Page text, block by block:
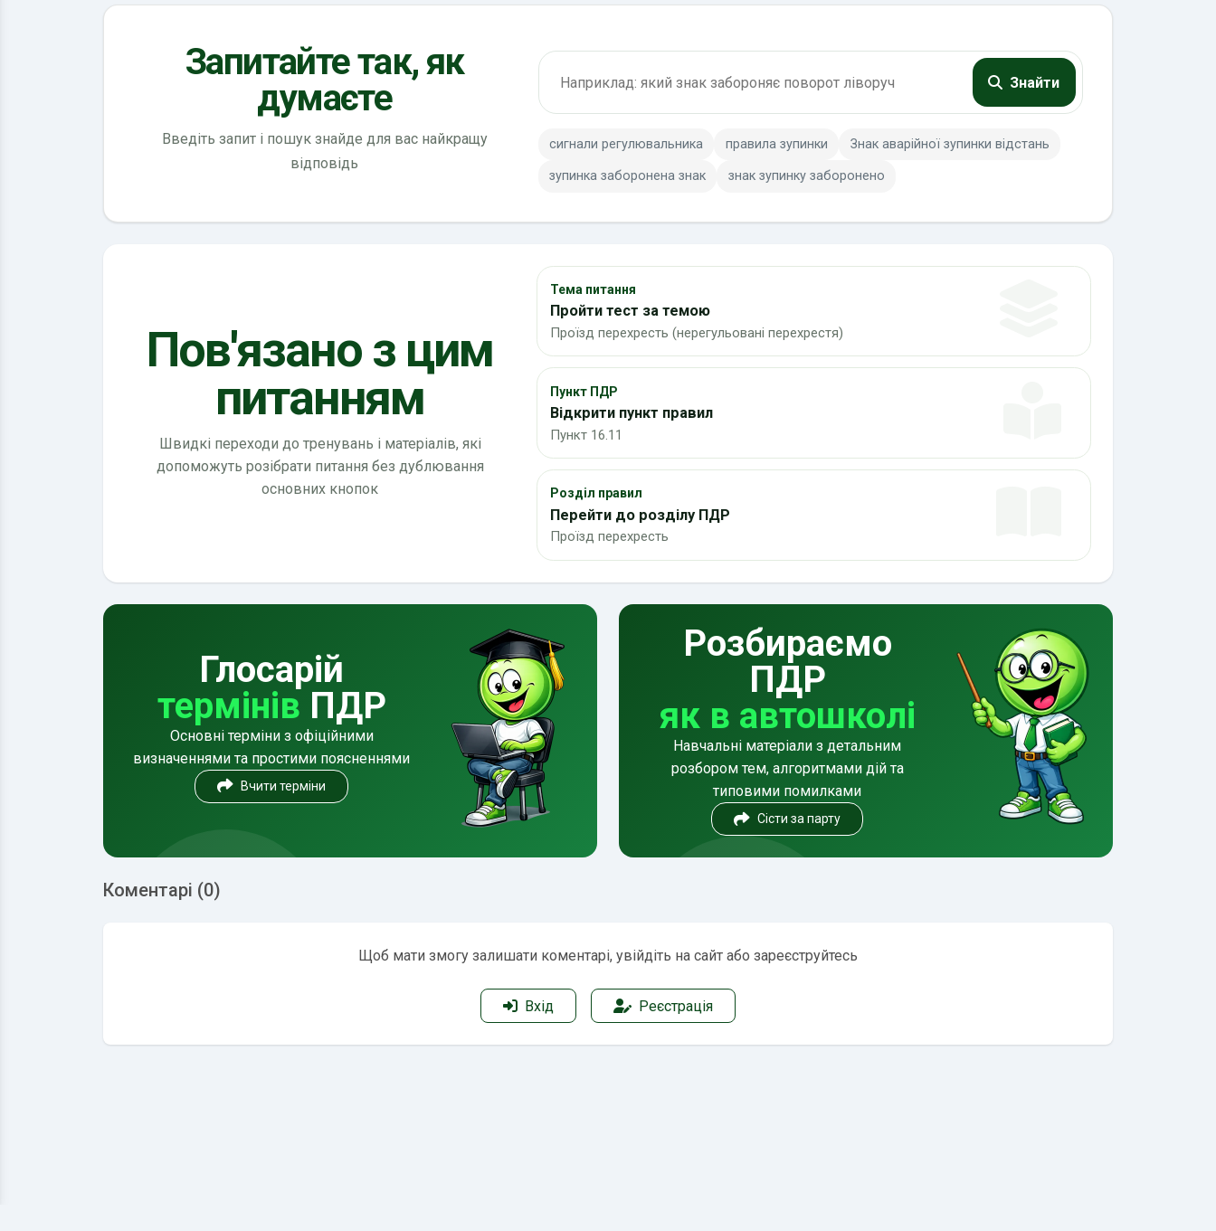
Запитайте так, як
думаєте
Введіть запит і пошук знайде для вас найкращу
відповідь
Знайти
сигнали регулювальника правила зупинки Знак аварійної зупинки відстань
зупинка заборонена знак знак зупинку заборонено
Пов'язано з цим
питанням
Швидкі переходи до тренувань і матеріалів, які
допоможуть розібрати питання без дублювання
основних кнопок
Тема питання
Пройти тест за темою
Проїзд перехресть (нерегульовані перехрестя)
Пункт ПДР
Відкрити пункт правил
Пункт 16.11
Розділ правил
Перейти до розділу ПДР
Проїзд перехресть
Глосарій
термінів ПДР
Основні терміни з офіційними
визначеннями та простими поясненнями
Вчити терміни
Розбираємо
ПДР
як в автошколі
Навчальні матеріали з детальним
розбором тем, алгоритмами дій та
типовими помилками
Сісти за парту
Коментарі (0)
Щоб мати змогу залишати коментарі, увійдіть на сайт або зареєструйтесь
Вхід Реєстрація